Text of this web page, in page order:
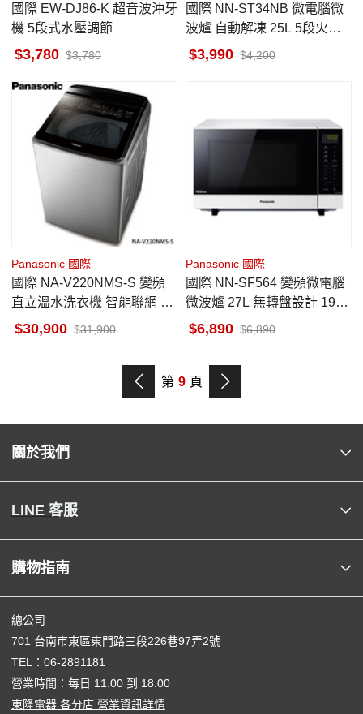
國際 EW-DJ86-K 超音波沖牙
機 5段式水壓調節
3,780 3,780
國際 NN-ST34NB 微電腦微
波爐 自動解凍 25L 5段火力
調節 多段連動烹調
3,990 4,200
Panasonic 國際
國際 NA-V220NMS-S 變頻
直立溫水洗衣機 智能聯網 22
kg 不鏽鋼 金級省水標章
30,900 31,900
Panasonic 國際
國際 NN-SF564 變頻微電腦
微波爐 27L 無轉盤設計 19道
自動料理
6,890 6,890
第 9 頁
關於我們
LINE 客服
購物指南
總公司
701 台南市東區東門路三段226巷97弄2號
TEL： 06-2891181
營業時間：每日 11:00 到 18:00
東隆電器 各分店 營業資訊詳情